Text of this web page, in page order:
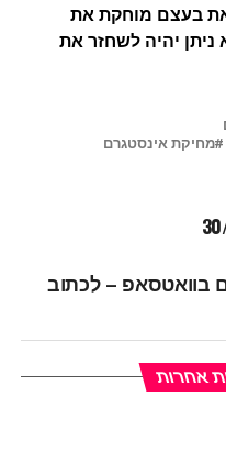
בעצם מוחקת את
יהיה לשחזר את
מחיקת אינסטגרם
בוואטסאפ – לכתוב
אחרות